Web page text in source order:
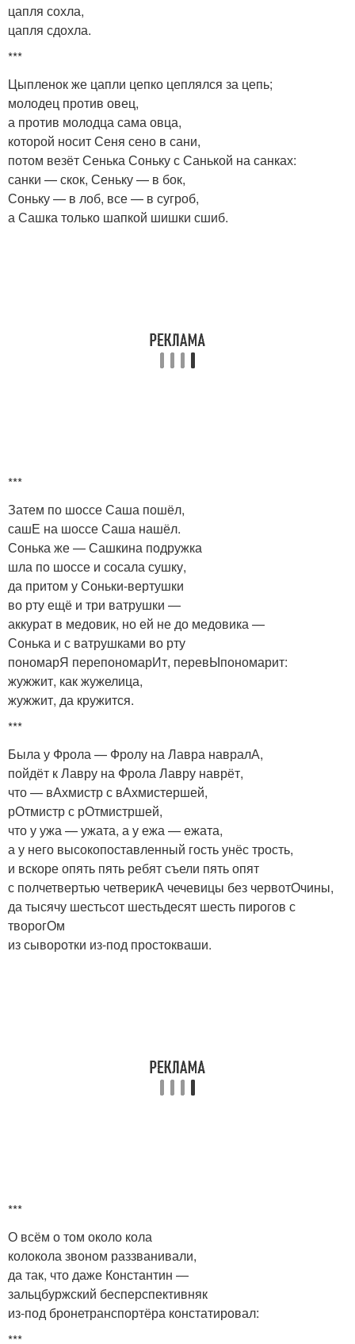
цапля сохла,
цапля сдохла.
***
Цыпленок же цапли цепко цеплялся за цепь;
молодец против овец,
а против молодца сама овца,
которой носит Сеня сено в сани,
потом везёт Сенька Соньку с Санькой на санках:
санки — скок, Сеньку — в бок,
Соньку — в лоб, все — в сугроб,
а Сашка только шапкой шишки сшиб.
***
Затем по шоссе Саша пошёл,
сашЕ на шоссе Саша нашёл.
Сонька же — Сашкина подружка
шла по шоссе и сосала сушку,
да притом у Соньки-вертушки
во рту ещё и три ватрушки —
аккурат в медовик, но ей не до медовика —
Сонька и с ватрушками во рту
пономарЯ перепономарИт, перевЫпономарит:
жужжит, как жужелица,
жужжит, да кружится.
***
Была у Фрола — Фролу на Лавра навралА,
пойдёт к Лавру на Фрола Лавру наврёт,
что — вАхмистр с вАхмистершей,
рОтмистр с рОтмистршей,
что у ужа — ужата, а у ежа — ежата,
а у него высокопоставленный гость унёс трость,
и вскоре опять пять ребят съели пять опят
с полчетвертью четверикА чечевицы без червотОчины,
да тысячу шестьсот шестьдесят шесть пирогов с
творогОм
из сыворотки из-под простокваши.
***
О всём о том около кола
колокола звоном раззванивали,
да так, что даже Константин —
зальцбуржский бесперспективняк
из-под бронетранспортёра констатировал:
***